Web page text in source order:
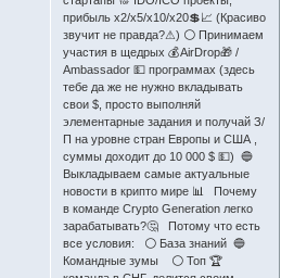
прибыль х2/х5/х10/х20💲📈 (Красиво
звучит не правда?⚠) ⚪ Принимаем
участия в щедрых 💰AirDrop🎁 /
Ambassador 💵 программах (здесь
тебе да же не нужно вкладывать
свои $, просто выполняй
элементарные задания и получай З/
П на уровне стран Европы и США ,
суммы доходит до 10 000 $ 💵) 🔵
Выкладываем самые актуальные
новости в крипто мире 📊 Почему
в команде Crypto Generation легко
зарабатывать?🤔 Потому что есть
все условия: ⚪ База знаний 🔵
Командные зумы ⚪ Топ 🏆